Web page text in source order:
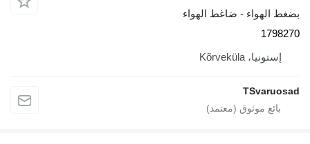
الهواء - ضاغط الهواء
إستونيا، Kõrveküla